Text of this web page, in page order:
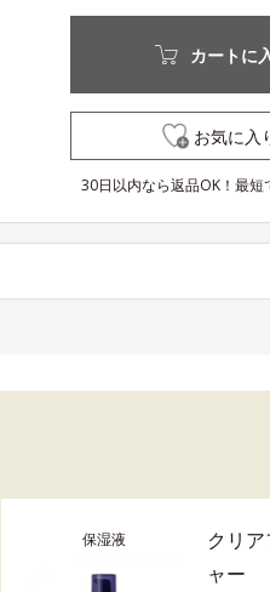
カートに
お気に入
30日以内なら返品OK！最短
保湿液
クリ
ャー